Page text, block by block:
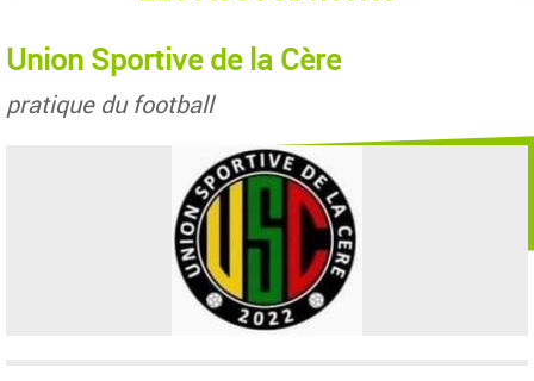
Union Sportive de la Cère
pratique du football